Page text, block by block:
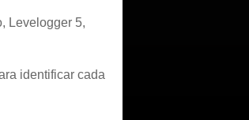
Levelogger 5,
identificar cada